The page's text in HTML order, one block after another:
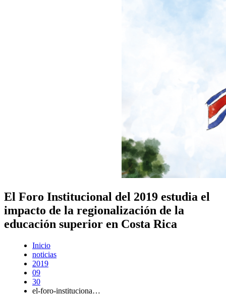
El Foro Institucional del 2019 estudia el
impacto de la regionalización de la
educación superior en Costa Rica
Inicio
noticias
2019
09
30
el-foro-instituciona…